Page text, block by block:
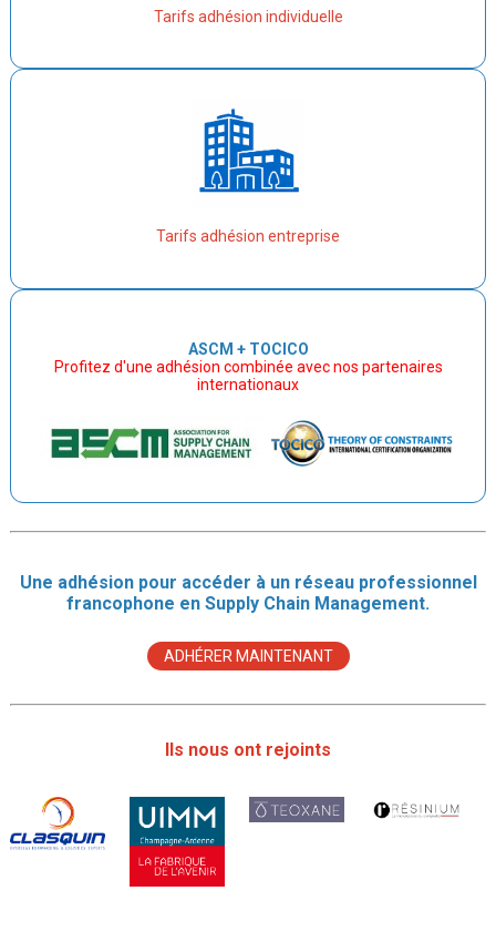
Tarifs adhésion individuelle
Tarifs adhésion entreprise
ASCM + TOCICO
Profitez d'une adhésion combinée avec nos partenaires
internationaux
Une adhésion pour accéder à un réseau professionnel
francophone en Supply Chain Management.
ADHÉRER MAINTENANT
Ils nous ont rejoints